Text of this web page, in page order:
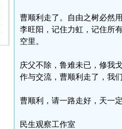
曹顺利走了。自由之树必然
李旺阳，记住力虹，记住所
空里。
庆父不除，鲁难未已，修我
作与交流，曹顺利走了，我
曹顺利，请一路走好，天一
民生观察工作室